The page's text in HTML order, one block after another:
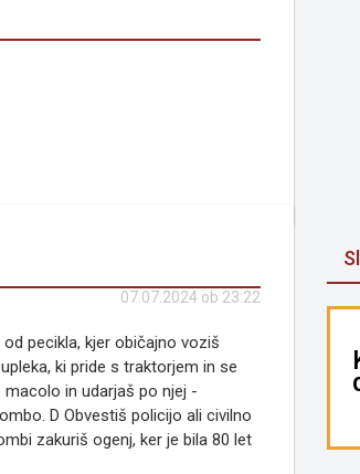
07.07.2024 ob 23:22
pecikla, kjer običajno voziš
ki pride s traktorjem in se
in udarjaš po njej -
D Obvestiš policijo ali civilno
zakuriš ogenj, ker je bila 80 let